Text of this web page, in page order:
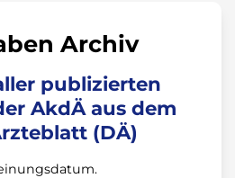
Archiv
publizierten
AkdÄ aus dem
(DÄ)